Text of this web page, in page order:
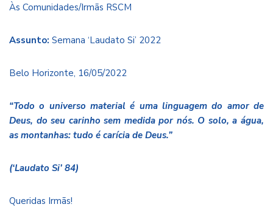
Às Comunidades/Irmãs RSCM
Assunto: Semana ‘Laudato Si’ 2022
Belo Horizonte, 16/05/2022
“Todo o universo material é uma linguagem do amor de
Deus, do seu carinho sem medida por nós. O solo, a água,
as montanhas: tudo é carícia de Deus.”
(‘Laudato Si’ 84)
Queridas Irmãs!